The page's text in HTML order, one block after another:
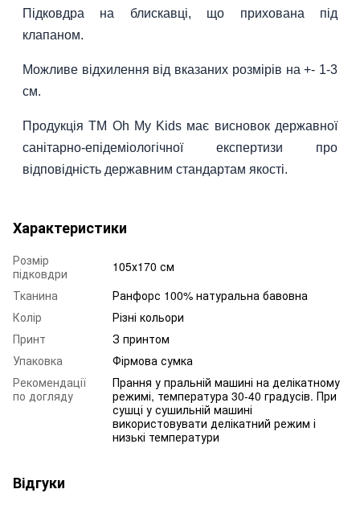
Підковдра на блискавці, що прихована під
клапаном.
Можливе відхилення від вказаних розмірів на +- 1-3
см.
Продукція ТМ Oh My Kids має висновок державної
санітарно-епідеміологічної експертизи про
відповідність державним стандартам якості.
Характеристики
Розмір
підковдри
105х170 см
Тканина
Ранфорс 100% натуральна бавовна
Колір
Різні кольори
Принт
З принтом
Упаковка
Фірмова сумка
Рекомендації
по догляду
Прання у пральній машині на делікатному
режимі, температура 30-40 градусів. При
сушці у сушильній машині
використовувати делікатний режим і
низькі температури
Відгуки